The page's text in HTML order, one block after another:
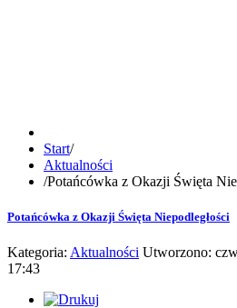
Start/
Aktualności
/Potańcówka z Okazji Święta
Potańcówka z Okazji Święta Niepodległości
Kategoria: Aktualności Utworzono:
17:43